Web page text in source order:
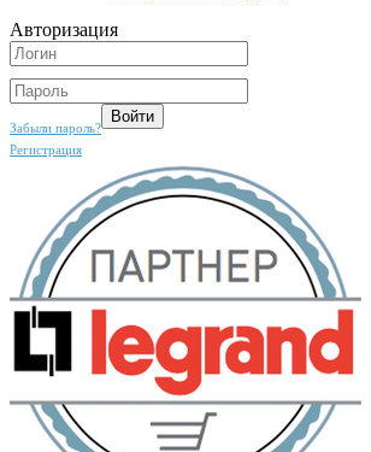
Авторизация
Забыли пароль?
Регистрация